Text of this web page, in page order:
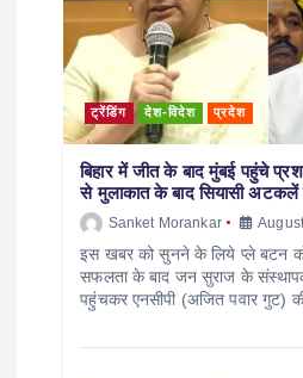
ट्रेंडिंग देश-विदेश प्रदेश
बिहार में जीत के बाद मुंबई पहुंचे
से मुलाकात के बाद सियासी
Sanket Morankar
इस खबर को सुनने के लिये प्ले बटन को
सफलता के बाद जन सुराज के
पहुंचकर एनसीपी (अजित पवार गुट)